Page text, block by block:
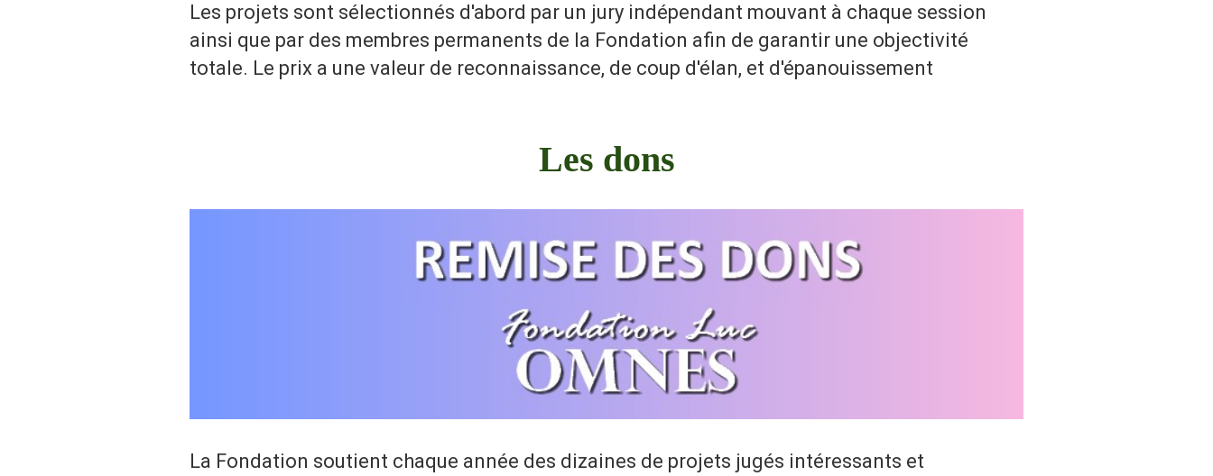
Les projets sont sélectionnés d'abord par un jury indépendant mouvant à chaque session
ainsi que par des membres permanents de la Fondation afin de garantir une objectivité
totale. Le prix a une valeur de reconnaissance, de coup d'élan, et d'épanouissement
Les dons
La Fondation soutient chaque année des dizaines de projets jugés intéressants et